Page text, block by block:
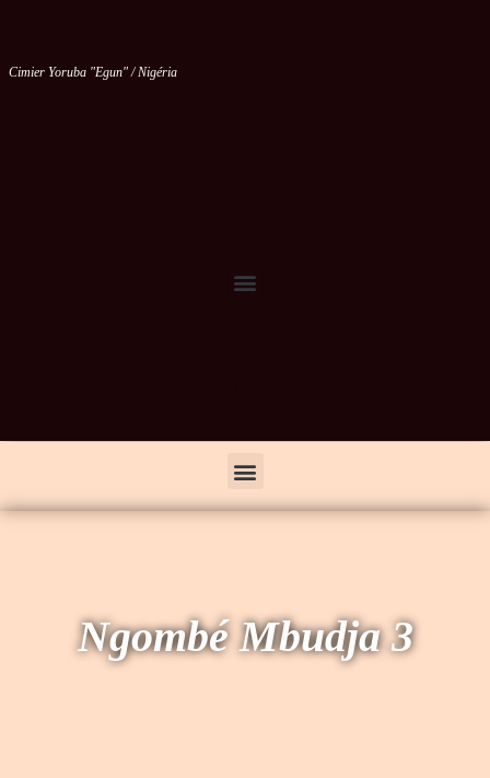
Cimier Yoruba "Egun" / Nigéria
Ngombé Mbudja 3